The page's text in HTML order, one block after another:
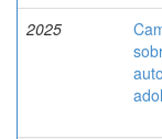
2025